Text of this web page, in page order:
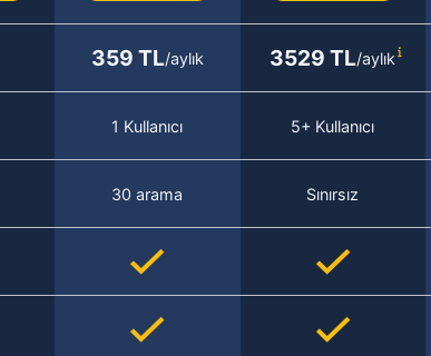
359 TL/aylık 3529 TL/aylık
1 Kullanıcı 5+ Kullanıcı
30 arama Sınırsız